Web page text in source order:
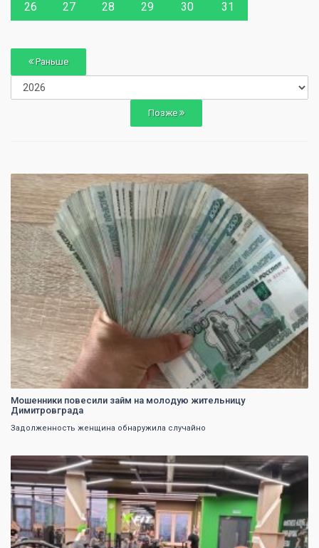
26 27 28 29 30 31
Раньше
Позже
Мошенники повесили займ на молодую жительницу
Димитровграда
Задолженность женщина обнаружила случайно
0